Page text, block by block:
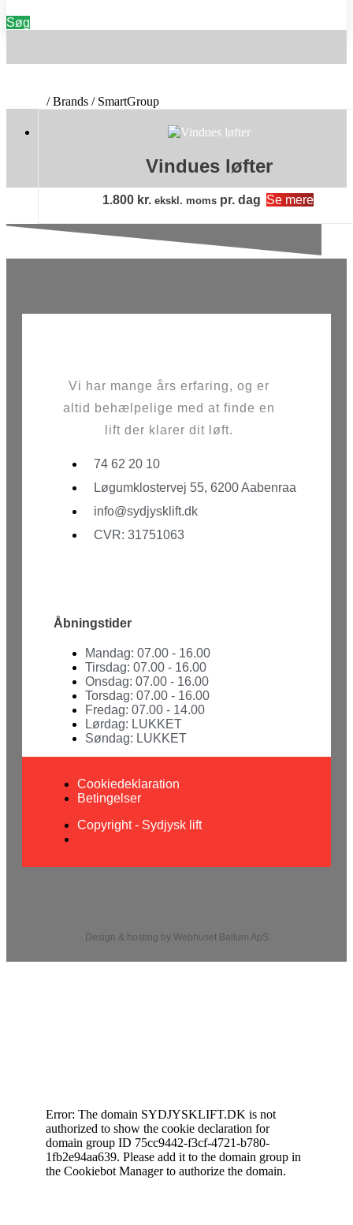
Søg
/ Brands / SmartGroup
Vindues løfter
1.800 kr. ekskl. momspr. dag Se mere
Vi har mange års erfaring, og er
altid behælpelige med at finde en
lift der klarer dit løft.
74 62 20 10
Løgumklostervej 55, 6200 Aabenraa
info@sydjysklift.dk
CVR: 31751063
Åbningstider
Mandag: 07.00 - 16.00
Tirsdag: 07.00 - 16.00
Onsdag: 07.00 - 16.00
Torsdag: 07.00 - 16.00
Fredag: 07.00 - 14.00
Lørdag: LUKKET
Søndag: LUKKET
Cookiedeklaration
Betingelser
Copyright - Sydjysk lift
Design & hosting by Webhuset Ballum ApS
Error: The domain SYDJYSKLIFT.DK is not
authorized to show the cookie declaration for
domain group ID 75cc9442-f3cf-4721-b780-
1fb2e94aa639. Please add it to the domain group in
the Cookiebot Manager to authorize the domain.